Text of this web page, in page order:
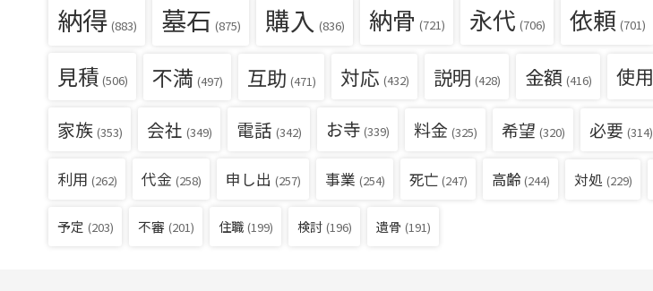
納得 (883) 墓石 (875) 購入 (836) 納骨 (721) 永代 (706) 依頼 (701)
見積 (506) 不満 (497) 互助 (471) 対応 (432) 説明 (428) 金額 (416) 使用
家族 (353) 会社 (349) 電話 (342) お寺 (339) 料金 (325) 希望 (320) 必要 (314)
利用 (262) 代金 (258) 申し出 (257) 事業 (254) 死亡 (247) 高齢 (244) 対処 (229)
予定 (203) 不審 (201) 住職 (199) 検討 (196) 遺骨 (191)